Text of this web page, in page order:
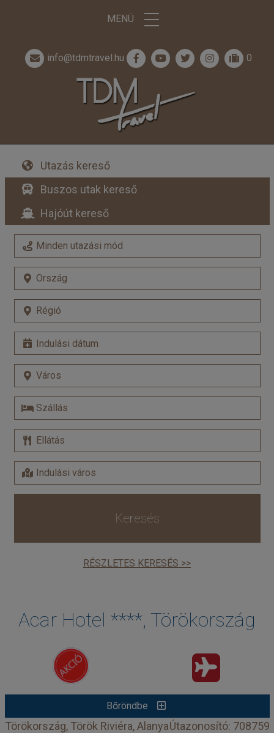
MENÜ
info@tdmtravel.hu 0
Utazás kereső
Buszos utak kereső
Hajóút kereső
Keresés
RÉSZLETES KERESÉS >>
Acar Hotel ****, Törökország
Bőröndbe
Törökország, Török Riviéra, AlanyaÚtazonosító: 708759